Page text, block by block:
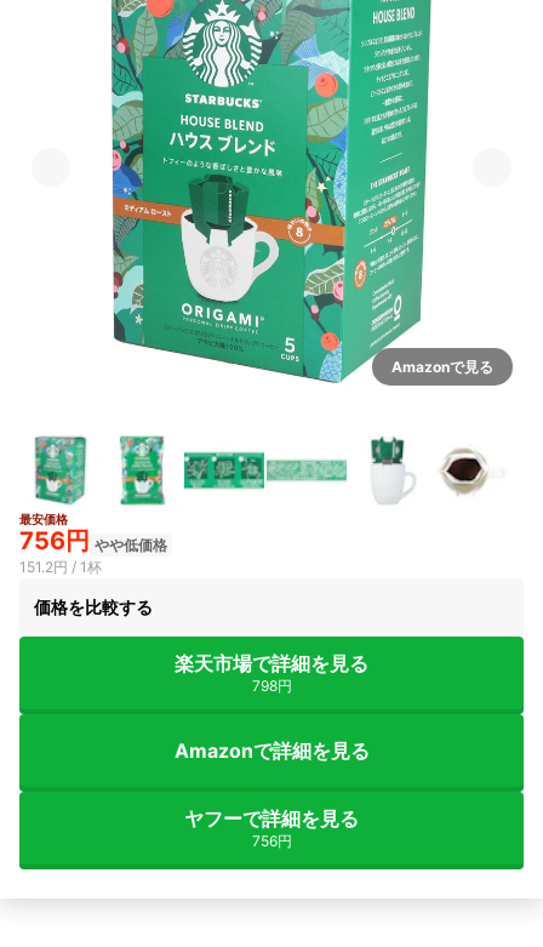
Amazonで見る
最安価格
756円 やや低価格
151.2円 / 1杯
価格を比較する
楽天市場で詳細を見る
798円
Amazonで詳細を見る
ヤフーで詳細を見る
756円